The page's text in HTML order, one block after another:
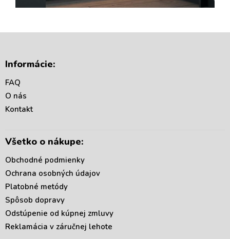
Informácie:
FAQ
O nás
Kontakt
Všetko o nákupe:
Obchodné podmienky
Ochrana osobných údajov
Platobné metódy
Spôsob dopravy
Odstúpenie od kúpnej zmluvy
Reklamácia v záručnej lehote